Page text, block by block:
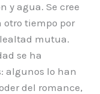
y agua. Se cree
tiempo por
mutua.
se ha
algunos lo han
del romance,